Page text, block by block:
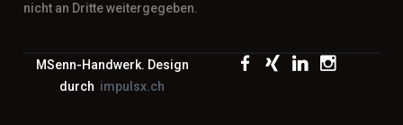
nicht an Dritte weitergegeben.
MSenn-Handwerk. Design
durch impulsx.ch